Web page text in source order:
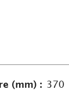
(mm) : 370